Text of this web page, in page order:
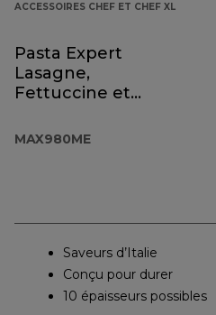
ACCESSOIRES CHEF ET CHEF XL
Pasta Expert
Lasagne,
Fettuccine et
MAX980ME
Saveurs d’Italie
Conçu pour durer
10 épaisseurs possibles